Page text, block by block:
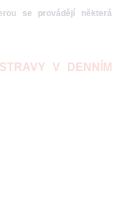
se provádějí některá
V DENNÍM